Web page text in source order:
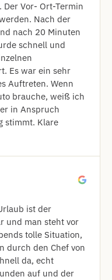
Vor- Ort-Termin
Nach der
nach 20 Minuten
schnell und
Es war ein sehr
Auftreten. Wenn
brauche, weiß ich
in Anspruch
stimmt. Klare
ist der
und man steht vor
tolle Situation,
durch den Chef von
da, echt
auf und der